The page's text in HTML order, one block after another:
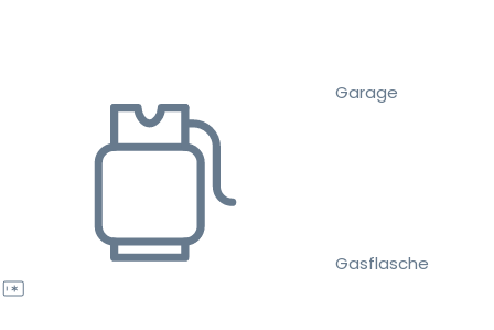
Garage
Gasflasche